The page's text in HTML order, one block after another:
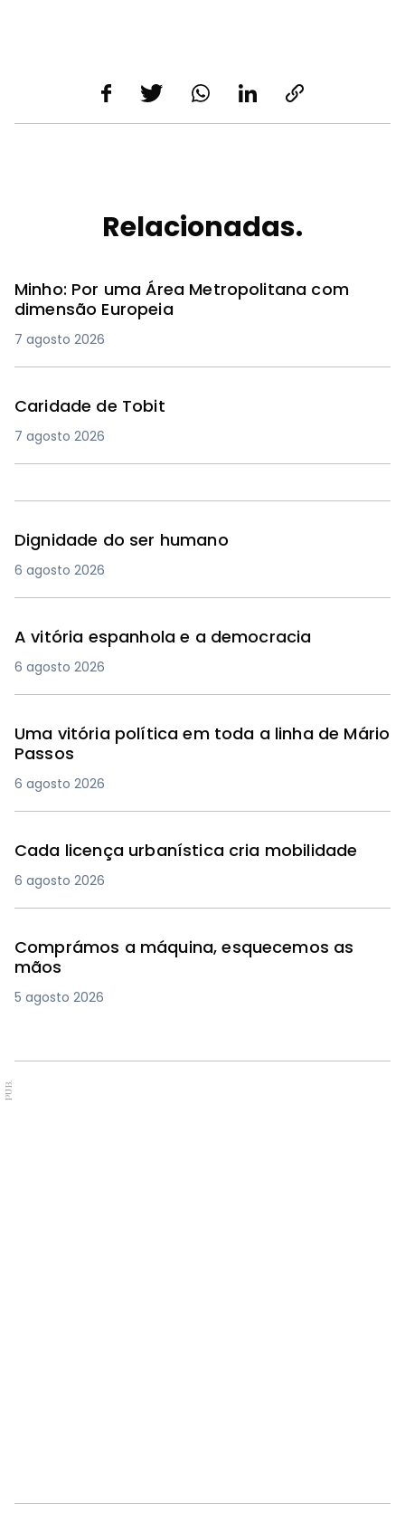
Relacionadas.
Minho: Por uma Área Metropolitana com
dimensão Europeia
7 agosto 2026
Caridade de Tobit
7 agosto 2026
Dignidade do ser humano
6 agosto 2026
A vitória espanhola e a democracia
6 agosto 2026
Uma vitória política em toda a linha de Mário
Passos
6 agosto 2026
Cada licença urbanística cria mobilidade
6 agosto 2026
Comprámos a máquina, esquecemos as
mãos
5 agosto 2026
PUB.